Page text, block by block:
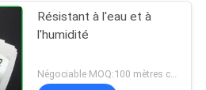
Résistant à l'eau et à
l'humidité
Négociable MOQ:100 mètres carrés